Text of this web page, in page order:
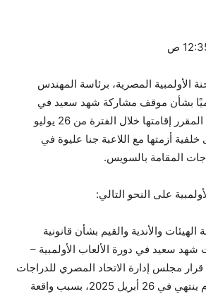
الأولمبية المصرية، برئاسة المهندس
بشأن موقف مشاركة شهد سعيد في
أولمبياد باريس 2024، المقرر إقامتها خلال الفترة من 26 يوليو
خلفية أزمتها مع اللاعبة جنا عليوة في
المقامة بالسويس.
على النحو التالي:
الهيئات والأندية والقيم بشأن قانونية
شهد سعيد في دورة الألعاب الأولمبية –
في ضوء قرار مجلس إدارة الاتحاد المصري للدراجات
بإيقافها محليًا لمدة عام ينتهي في 26 أبريل 2025، بسبب واقعة